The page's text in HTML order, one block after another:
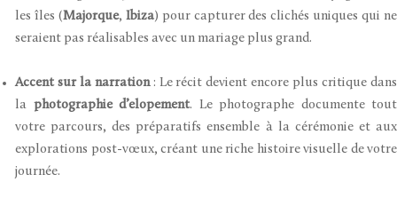
les îles (Majorque, Ibiza) pour capturer des clichés uniques qui ne
seraient pas réalisables avec un mariage plus grand.
Accent sur la narration: Le récit devient encore plus critique dans
la photographie d’elopement. Le photographe documente tout
votre parcours, des préparatifs ensemble à la cérémonie et aux
explorations post-vœux, créant une riche histoire visuelle de votre
journée.